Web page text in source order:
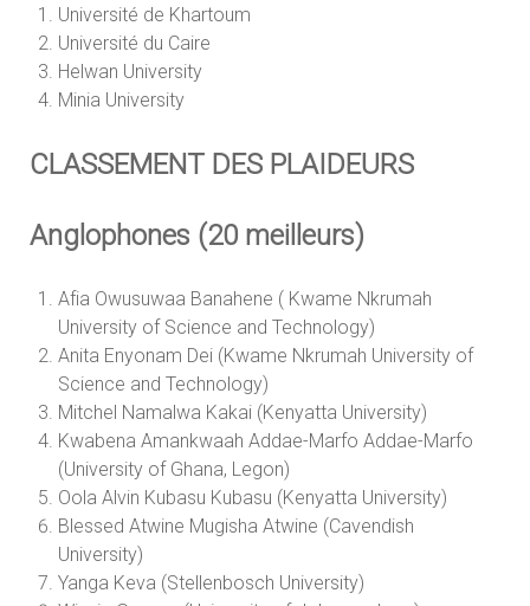
Université de Khartoum
Université du Caire
Helwan University
Minia University
CLASSEMENT DES PLAIDEURS
Anglophones (20 meilleurs)
Afia Owusuwaa Banahene ( Kwame Nkrumah
University of Science and Technology)
Anita Enyonam Dei (Kwame Nkrumah University of
Science and Technology)
Mitchel Namalwa Kakai (Kenyatta University)
Kwabena Amankwaah Addae-Marfo Addae-Marfo
(University of Ghana, Legon)
Oola Alvin Kubasu Kubasu (Kenyatta University)
Blessed Atwine Mugisha Atwine (Cavendish
University)
Yanga Keva (Stellenbosch University)